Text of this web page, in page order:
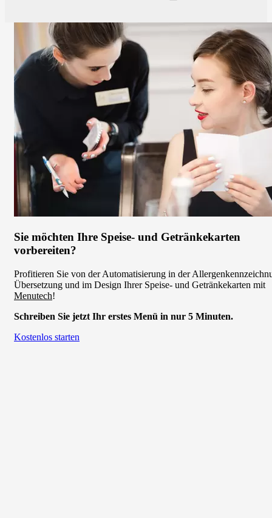
zuerst
diese
15
Tipps.
Sie möchten Ihre Speise- und Getränkekarten
vorbereiten?
Profitieren Sie von der Automatisierung in der
Übersetzung und im Design Ihrer Speise- und Getränkekarten mit
Menutech!
Schreiben Sie jetzt Ihr erstes Menü in nur 5 Minuten.
Kostenlos starten